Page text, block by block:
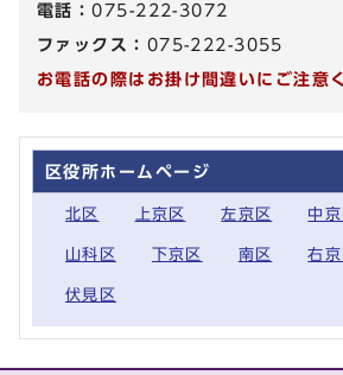
電話：075-222-3072
ファックス： 075-222-3055
お電話の際はお掛け間違いにご注意
区役所ホームページ
北区 上京区 左京区 中
山科区 下京区 南区 右
伏見区